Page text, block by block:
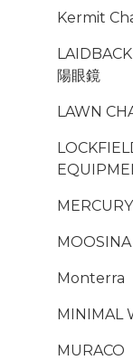
Kermit
陽眼鏡
LAWN
MERCURY
MOOSINA
Monterra
MINIMAL
MURACO